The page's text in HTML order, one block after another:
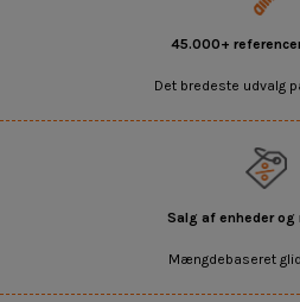
45.000+
Det bredeste udvalg
Salg af enheder
Mængdebaseret